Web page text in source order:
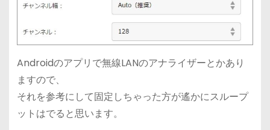
Androidのアプリで無線LANのアナライザーとかあり
ますので、
それを参考にして固定しちゃった方が遙かにスループ
ットはでると思います。